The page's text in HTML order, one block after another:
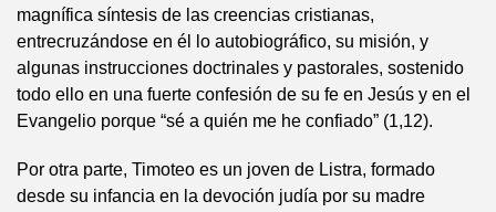
magnífica síntesis de las creencias cristianas,
entrecruzándose en él lo autobiográfico, su misión, y
algunas instrucciones doctrinales y pastorales, sostenido
todo ello en una fuerte confesión de su fe en Jesús y en el
Evangelio porque “sé a quién me he confiado” (1,12).
Por otra parte, Timoteo es un joven de Listra, formado
desde su infancia en la devoción judía por su madre